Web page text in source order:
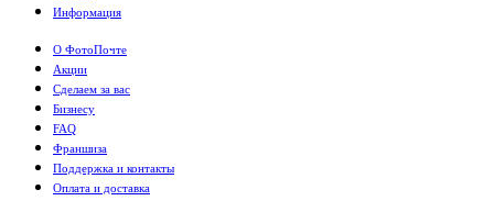
Информация
О ФотоПочте
Акции
Сделаем за вас
Бизнесу
FAQ
Франшиза
Поддержка и контакты
Оплата и доставка